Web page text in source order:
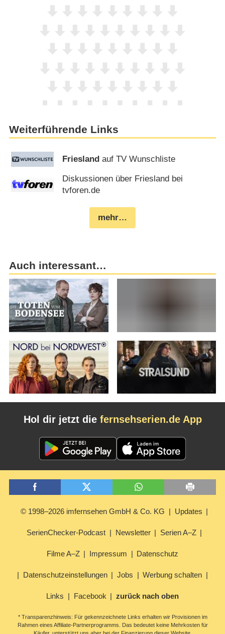
Weiterführende Links
Friesland auf TV Wunschliste
Diskussionen über Friesland bei
tvforen.de
mehr…
Auch interessant…
Hol dir jetzt die fernsehserien.de App
© 1998–2026 imfernsehen GmbH & Co. KG Updates
SerienChecker-Podcast Newsletter Serien A–Z
Filme A–Z Impressum Datenschutz
Datenschutzeinstellungen Jobs Werbung schalten
Links Facebook zurück nach oben
* Transparenzhinweis: Für gekennzeichnete Links erhalten wir Provisionen im
Rahmen eines Affiliate-Partnerprogramms. Das bedeutet keine Mehrkosten für